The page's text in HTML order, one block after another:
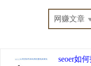
seoer如